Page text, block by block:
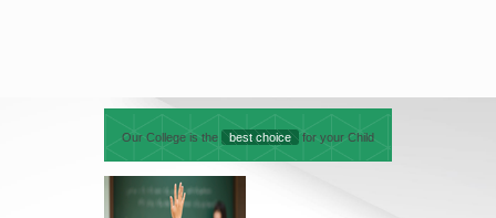
Our College is the best choice for your Child